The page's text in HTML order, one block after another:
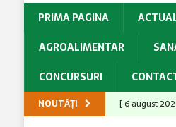
PRIMA PAGINA
AGROALIMENTAR
CONCURSURI
NOUTĂȚI [ 6 august